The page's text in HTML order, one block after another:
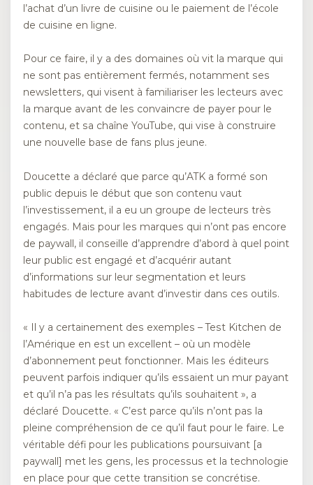
l’achat d’un livre de cuisine ou le paiement de l’école
de cuisine en ligne.
Pour ce faire, il y a des domaines où vit la marque qui
ne sont pas entièrement fermés, notamment ses
newsletters, qui visent à familiariser les lecteurs avec
la marque avant de les convaincre de payer pour le
contenu, et sa chaîne YouTube, qui vise à construire
une nouvelle base de fans plus jeune.
Doucette a déclaré que parce qu’ATK a formé son
public depuis le début que son contenu vaut
l’investissement, il a eu un groupe de lecteurs très
engagés. Mais pour les marques qui n’ont pas encore
de paywall, il conseille d’apprendre d’abord à quel point
leur public est engagé et d’acquérir autant
d’informations sur leur segmentation et leurs
habitudes de lecture avant d’investir dans ces outils.
« Il y a certainement des exemples – Test Kitchen de
l’Amérique en est un excellent – où un modèle
d’abonnement peut fonctionner. Mais les éditeurs
peuvent parfois indiquer qu’ils essaient un mur payant
et qu’il n’a pas les résultats qu’ils souhaitent », a
déclaré Doucette. « C’est parce qu’ils n’ont pas la
pleine compréhension de ce qu’il faut pour le faire. Le
véritable défi pour les publications poursuivant [a
paywall] met les gens, les processus et la technologie
en place pour que cette transition se concrétise.